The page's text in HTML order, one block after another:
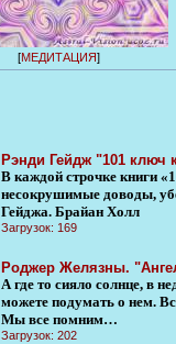
[МЕДИТАЦИЯ]
Рэнди Гейдж "101 ключ
В каждой строчке книги
несокрушимые доводы,
Гейджа. Брайан Холл
Загрузок: 169
Роджер Желязны.
А где то сияло солнце, в
можете подумать о нем.
Мы все помним…
Загрузок: 202